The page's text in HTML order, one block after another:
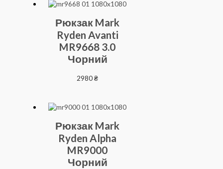
Рюкзак Mark
Ryden Avanti
MR9668 3.0
Чорний
2980₴
Рюкзак Mark
Ryden Alpha
MR9000
Чорний